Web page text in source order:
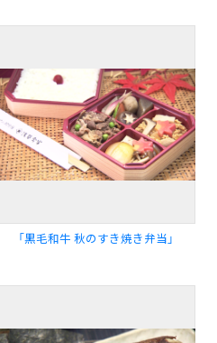
「黒毛和牛 秋のすき焼き弁当」
カテゴリ